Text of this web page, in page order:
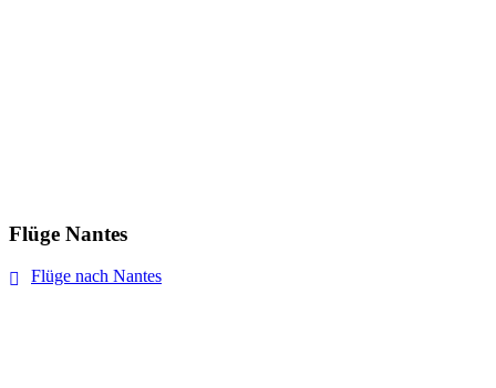
Flüge Nantes
Flüge nach Nantes